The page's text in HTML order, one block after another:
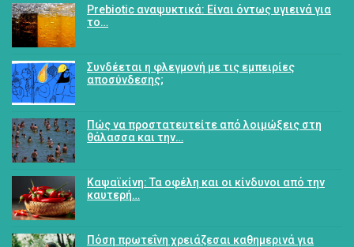
Prebiotic αναψυκτικά: Είναι όντως υγιεινά για
το…
Συνδέεται η φλεγμονή με τις εμπειρίες
αποσύνδεσης;
Πώς να προστατευτείτε από λοιμώξεις στη
θάλασσα και την…
Καψαϊκίνη: Τα οφέλη και οι κίνδυνοι από την
καυτερή…
Πόση πρωτεΐνη χρειάζεσαι καθημερινά για